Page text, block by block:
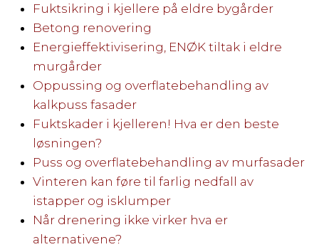
Fuktsikring i kjellere på eldre bygårder
Betong renovering
Energieffektivisering, ENØK tiltak i eldre
murgårder
Oppussing og overflatebehandling av
kalkpuss fasader
Fuktskader i kjelleren! Hva er den beste
løsningen?
Puss og overflatebehandling av murfasader
Vinteren kan føre til farlig nedfall av
istapper og isklumper
Når drenering ikke virker hva er
alternativene?